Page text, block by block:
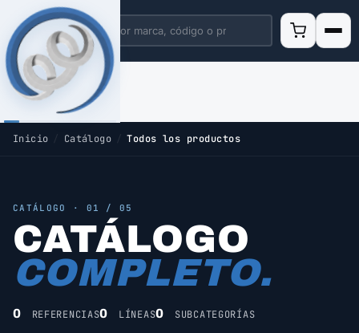
Inicio Catálogo Todos los productos
CATÁLOGO · 01 / 05
CATÁLOGO
COMPLETO.
0 REFERENCIAS0 LÍNEAS0 SUBCATEGORÍAS